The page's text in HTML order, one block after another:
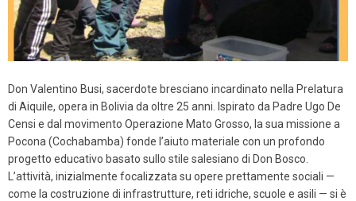
Don Valentino Busi, sacerdote bresciano incardinato nella Prelatura
di Aiquile, opera in Bolivia da oltre 25 anni. Ispirato da Padre Ugo De
Censi e dal movimento Operazione Mato Grosso, la sua missione a
Pocona (Cochabamba) fonde l’aiuto materiale con un profondo
progetto educativo basato sullo stile salesiano di Don Bosco.
L’attività, inizialmente focalizzata su opere prettamente sociali —
come la costruzione di infrastrutture, reti idriche, scuole e asili — si è